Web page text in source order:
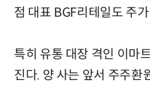
점 대표 BGF리테일도 주
특히 유통 대장 격인 이마
진다. 양 사는 앞서 주주환